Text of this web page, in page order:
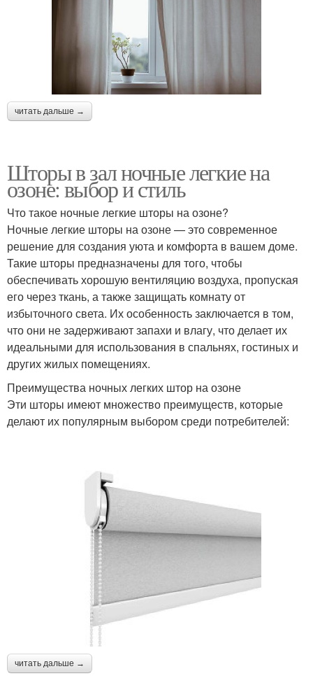
читать дальше →
Шторы в зал ночные легкие на
озоне: выбор и стиль
Что такое ночные легкие шторы на озоне?
Ночные легкие шторы на озоне — это современное
решение для создания уюта и комфорта в вашем доме.
Такие шторы предназначены для того, чтобы
обеспечивать хорошую вентиляцию воздуха, пропуская
его через ткань, а также защищать комнату от
избыточного света. Их особенность заключается в том,
что они не задерживают запахи и влагу, что делает их
идеальными для использования в спальнях, гостиных и
других жилых помещениях.
Преимущества ночных легких штор на озоне
Эти шторы имеют множество преимуществ, которые
делают их популярным выбором среди потребителей:
читать дальше →